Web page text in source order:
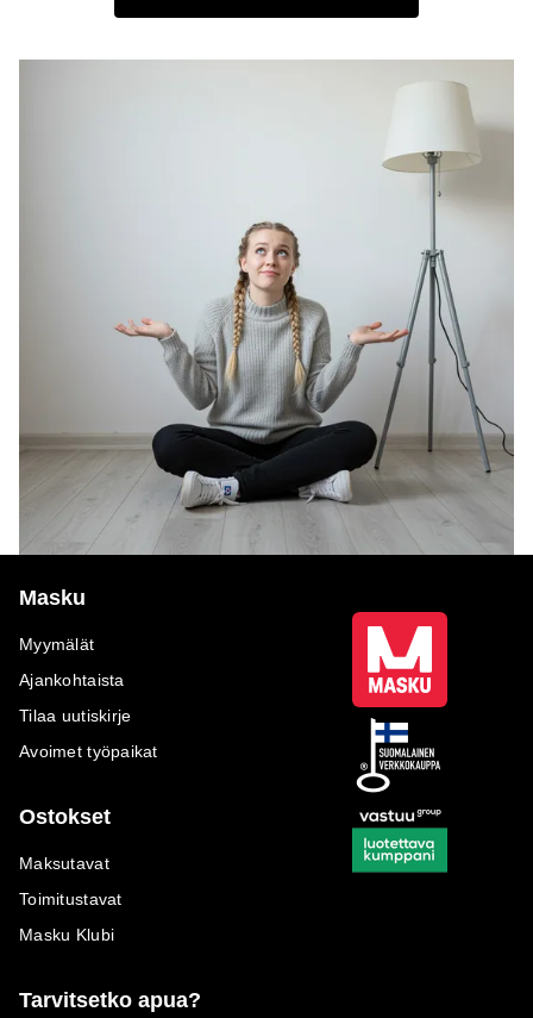
Masku
Myymälät
Ajankohtaista
Tilaa uutiskirje
Avoimet työpaikat
Ostokset
Maksutavat
Toimitustavat
Masku Klubi
Tarvitsetko apua?